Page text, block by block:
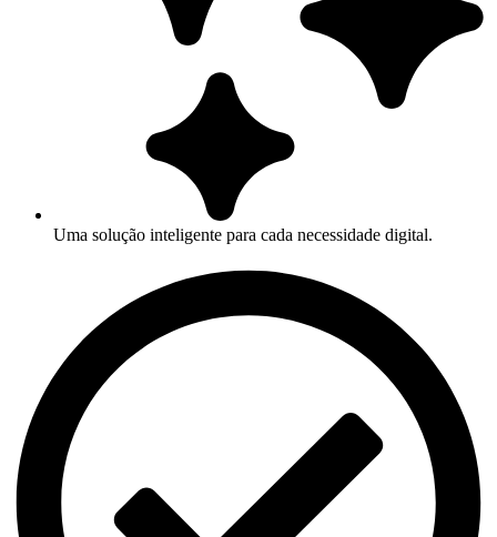
Uma solução inteligente para cada necessidade digital.